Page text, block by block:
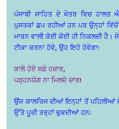
ਪੰਜਾਬੀ ਸਾਹਿਤ ਦੇ ਖੇਤਰ ਵਿਚ
ਪੁਸਤਕਾਂ ਛਪ ਰਹੀਆਂ ਹਨ ਪਰ ਉਨ੍ਹਾਂ
ਮਾਰਨ ਵਾਲੀ ਕੋਈ ਕੋਈ ਹੀ ਨਿਕਲਦੀ ਹੈ।
ਟੀਕਾ ਕਰਨਾ ਹੋਵੇ, ਉਹ ਇਹੋ ਹੋਵੇਗਾ:
ਕਾਲੇ ਹੋਏ ਸਫ਼ੇ ਹਜ਼ਾਰ,
ਪੜ੍ਹਨਯੋਗ ਨਾ ਮਿਲਦੇ ਚਾਰ!
ਉਂਜ ਕਾਲਰਿਜ ਦੀਆਂ ਇਨ੍ਹਾਂ ਤੋਂ ਪਹਿਲੀਆਂ
ਉੱਤੇ ਪੂਰੀ ਤਰ੍ਹਾਂ ਢੁਕਦੀਆਂ ਹਨ: